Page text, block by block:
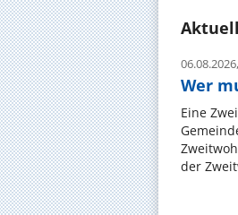
06.08.2026,
Wer
Eine
der